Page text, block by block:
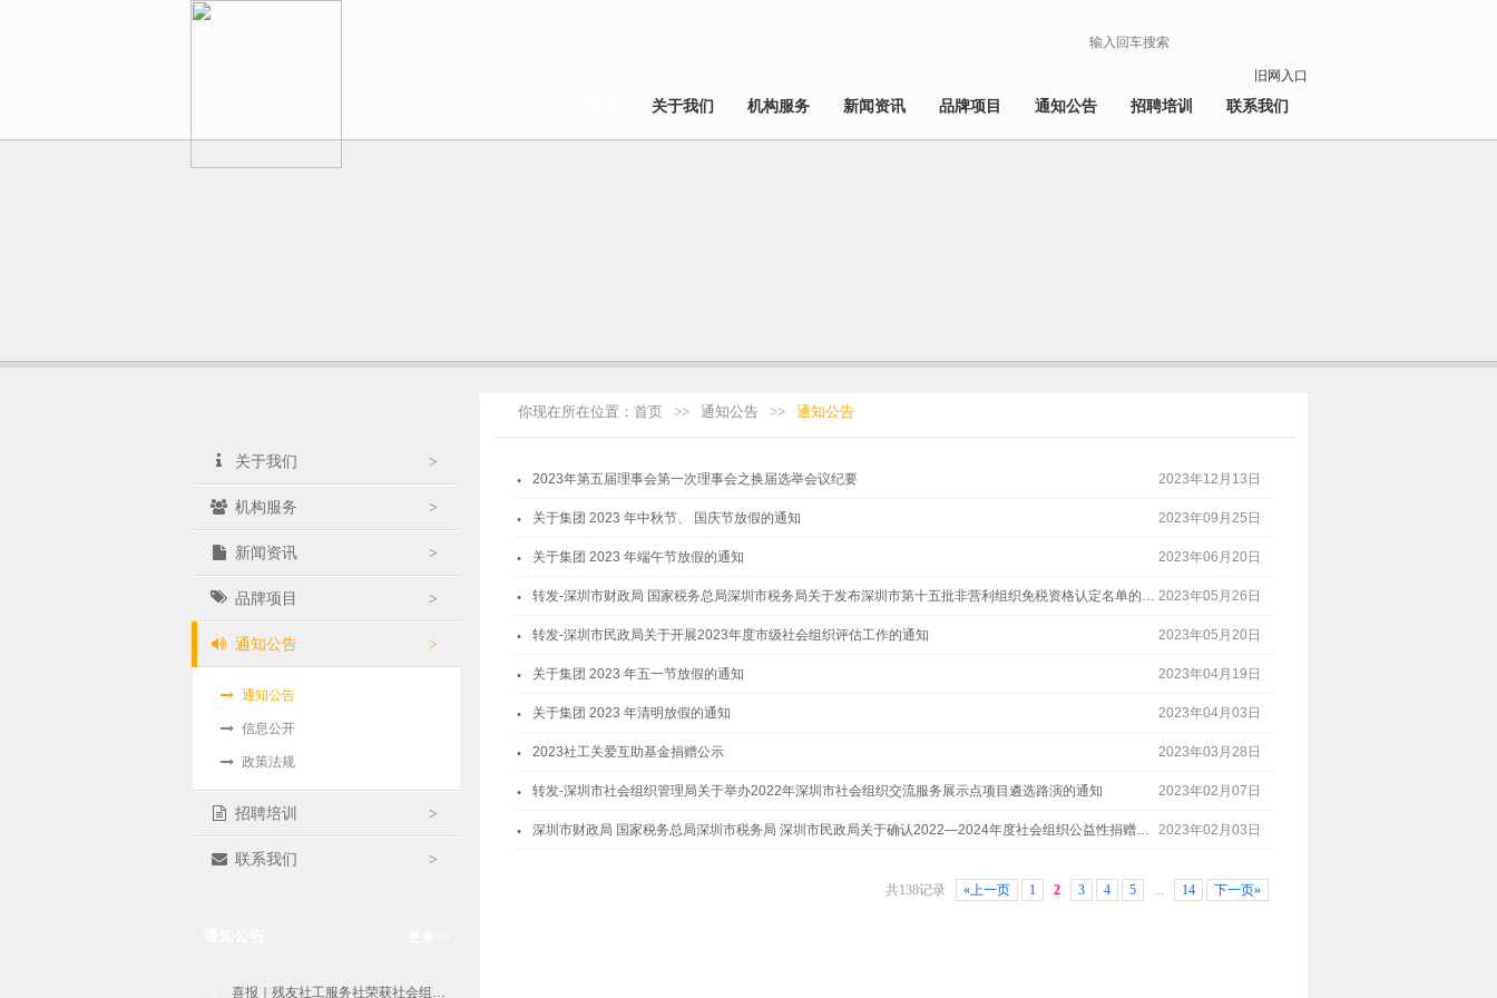
旧网入口
关于我们 机构服务 新闻资讯 品牌项目 通知公告 招聘培训 联系我们
关于我们 >
机构服务 >
新闻资讯 >
品牌项目 >
通知公告 >
通知公告
信息公开
政策法规
招聘培训 >
联系我们 >
喜报｜残友社工服务社荣获社会组织评估5A等级
你现在所在位置： 首页 >> 通知公告 >> 通知公告
. 2023年第五届理事会第一次理事会之换届选举会议纪要 2023年12月13日
. 关于集团 2023 年中秋节、 国庆节放假的通知 2023年09月25日
. 关于集团 2023 年端午节放假的通知 2023年06月20日
. 转发-深圳市财政局 国家税务总局深圳市税务局关于发布深圳市第十五批非营利组织免税资格认定名单的通知 2023年05月26日
. 转发-深圳市民政局关于开展2023年度市级社会组织评估工作的通知 2023年05月20日
. 关于集团 2023 年五一节放假的通知 2023年04月19日
. 关于集团 2023 年清明放假的通知 2023年04月03日
. 2023社工关爱互助基金捐赠公示 2023年03月28日
. 转发-深圳市社会组织管理局关于举办2022年深圳市社会组织交流服务展示点项目遴选路演的通知 2023年02月07日
. 深圳市财政局 国家税务总局深圳市税务局 深圳市民政局关于确认2022—2024年度社会组织公益性捐赠税前扣除资格名单的公告 2023年02月03日
共138记录 «上一页 1 2 3 4 5 ... 14 下一页»